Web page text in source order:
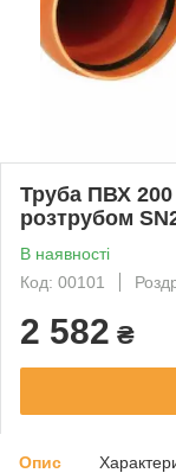
Труба ПВХ 200
розтрубом
В наявності
Код: 00101
2 582 ₴
Опис